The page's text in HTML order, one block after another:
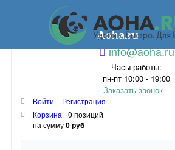
Aoha.ru
info@aoha.ru
Часы работы:
пн-пт 10:00 - 19:00
Заказать звонок
Войти
Регистрация
Корзина
0 позиций
на сумму0 руб